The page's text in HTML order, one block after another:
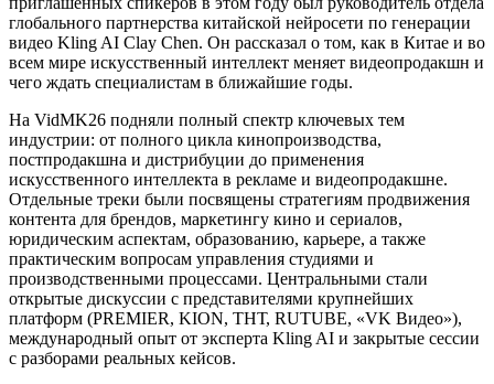
глобального партнерства китайской нейросети по генерации
видео Kling AI Clay Chen. Он рассказал о том, как в Китае и во
всем мире искусственный интеллект меняет видеопродакшн и
чего ждать специалистам в ближайшие годы.
На VidMK26 подняли полный спектр ключевых тем
индустрии: от полного цикла кинопроизводства,
постпродакшна и дистрибуции до применения
искусственного интеллекта в рекламе и видеопродакшне.
Отдельные треки были посвящены стратегиям продвижения
контента для брендов, маркетингу кино и сериалов,
юридическим аспектам, образованию, карьере, а также
практическим вопросам управления студиями и
производственными процессами. Центральными стали
открытые дискуссии с представителями крупнейших
платформ (PREMIER, KION, ТНТ, RUTUBE, «VK Видео»),
международный опыт от эксперта Kling AI и закрытые сессии
с разборами реальных кейсов.